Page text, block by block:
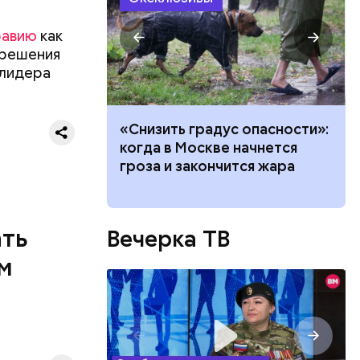
как
военных
«Снизить градус опасности»:
когда в Москве начнется
гроза и закончится жара
Вечерка ТВ